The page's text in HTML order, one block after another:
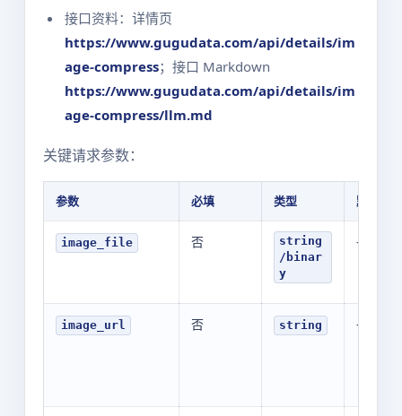
接口资料：详情页
https://www.gugudata.com/api/details/im
age-compress；接口 Markdown
https://www.gugudata.com/api/details/im
age-compress/llm.md
关键请求参数：
参数 必填 类型 默认值
image_file 否
string
/binar
y
-
image_url 否 string -